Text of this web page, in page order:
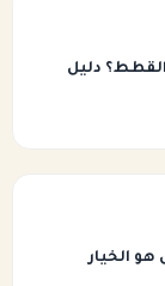
دليل
الخيار